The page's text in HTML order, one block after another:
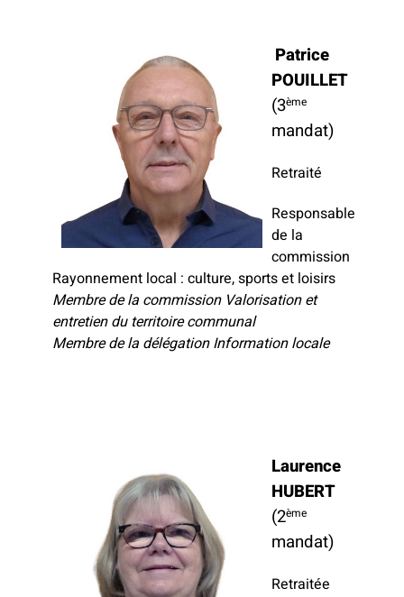
Patrice
POUILLET
(3ème
mandat)
Retraité
Responsable
de la
commission
Rayonnement local : culture, sports et loisirs
Membre de la commission Valorisation et
entretien du territoire communal
Membre de la délégation Information locale
Laurence
HUBERT
(2ème
mandat)
Retraitée